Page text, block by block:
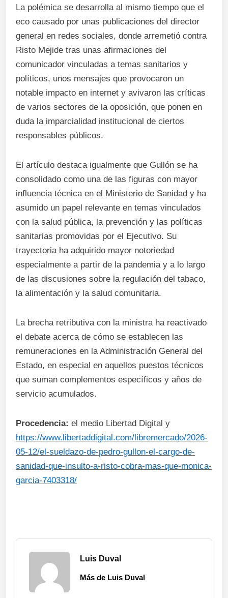
La polémica se desarrolla al mismo tiempo que el
eco causado por unas publicaciones del director
general en redes sociales, donde arremetió contra
Risto Mejide tras unas afirmaciones del
comunicador vinculadas a temas sanitarios y
políticos, unos mensajes que provocaron un
notable impacto en internet y avivaron las críticas
de varios sectores de la oposición, que ponen en
duda la imparcialidad institucional de ciertos
responsables públicos.
El artículo destaca igualmente que Gullón se ha
consolidado como una de las figuras con mayor
influencia técnica en el Ministerio de Sanidad y ha
asumido un papel relevante en temas vinculados
con la salud pública, la prevención y las políticas
sanitarias promovidas por el Ejecutivo. Su
trayectoria ha adquirido mayor notoriedad
especialmente a partir de la pandemia y a lo largo
de las discusiones sobre la regulación del tabaco,
la alimentación y la salud comunitaria.
La brecha retributiva con la ministra ha reactivado
el debate acerca de cómo se establecen las
remuneraciones en la Administración General del
Estado, en especial en aquellos puestos técnicos
que suman complementos específicos y años de
servicio acumulados.
Procedencia: el medio Libertad Digital y
https://www.libertaddigital.com/libremercado/2026-
05-12/el-sueldazo-de-pedro-gullon-el-cargo-de-
sanidad-que-insulto-a-risto-cobra-mas-que-monica-
garcia-7403318/
Luis Duval
Más de Luis Duval